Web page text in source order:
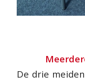
De drie